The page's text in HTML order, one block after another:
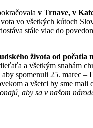
v Trnave, v
vo všetkých kútoch
stále viac do
života od počatia
a všetkým snahám
spomenuli 25. marec
a všetci by sme
aby sa v našom